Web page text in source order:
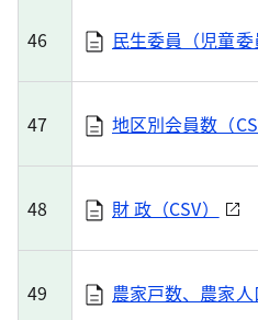
46 民生委員（児童委
47 地区別会員数（
48 財 政（CSV）
49 農家戸数、農家人